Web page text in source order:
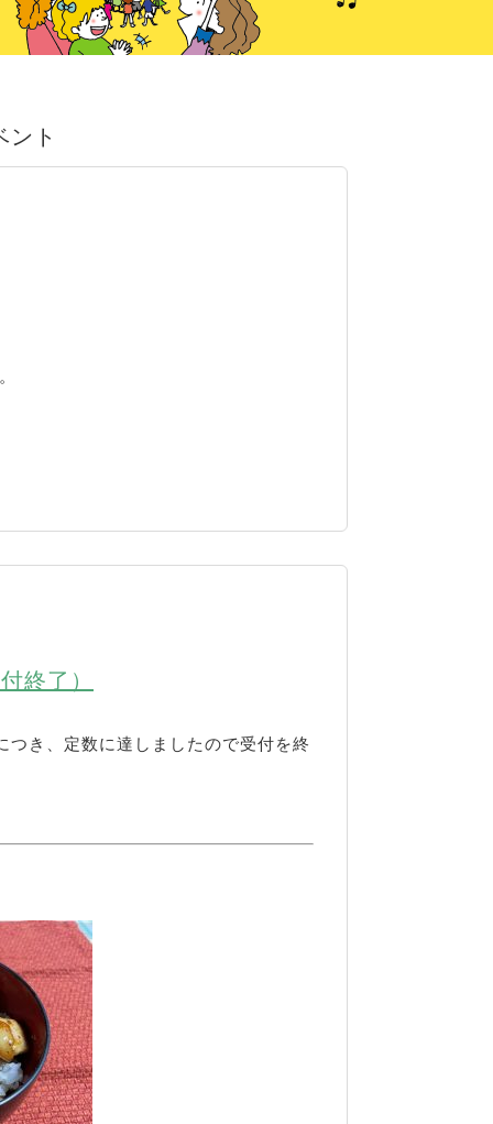
ント
終了）
き、定数に達しましたので受付を終